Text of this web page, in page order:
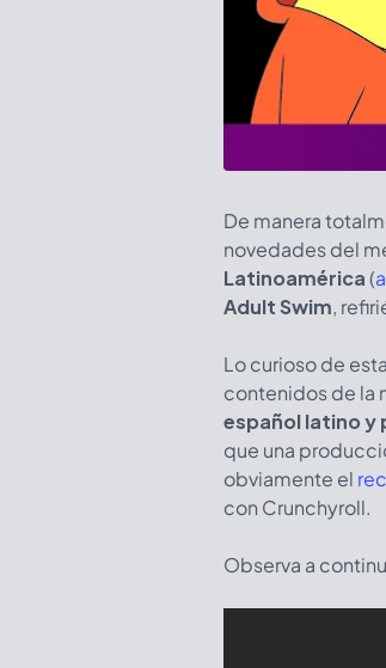
De manera
novedades del
Latinoamérica(
Adult Swim,
Lo curioso de
contenidos de la
español latino y
que una
obviamente el
con Crunchyroll.
Observa a